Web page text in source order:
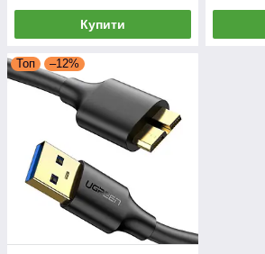
Купити
Топ –12%